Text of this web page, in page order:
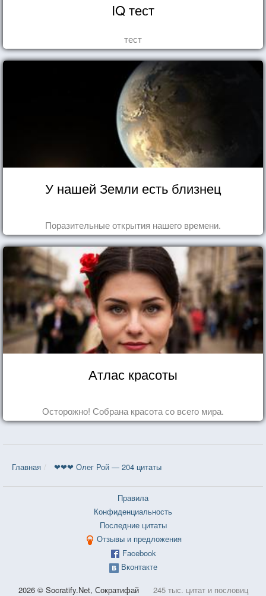
IQ тест
тест
У нашей Земли есть близнец
Поразительные открытия нашего времени.
Атлас красоты
Осторожно! Собрана красота со всего мира.
Главная ❤❤❤ Олег Рой — 204 цитаты
Правила
Конфиденциальность
Последние цитаты
Отзывы и предложения
Facebook
Вконтакте
2026 © Socratify.Net, Сократифай 245 тыс. цитат и пословиц